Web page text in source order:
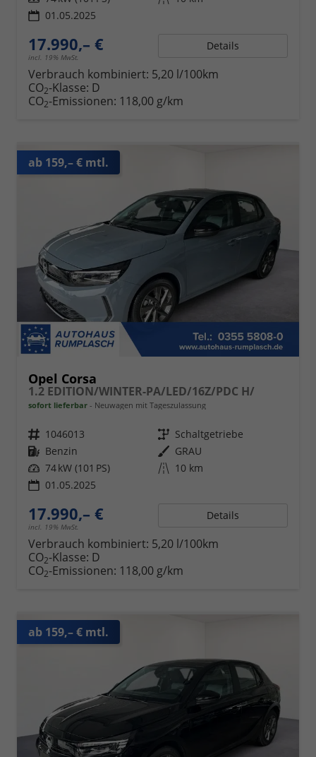
01.05.2025
17.990,– €
incl. 19% MwSt.
Details
Verbrauch kombiniert: 5,20 l/100km
CO2-Klasse: D
CO2-Emissionen: 118,00 g/km
ab 159,– € mtl.
Opel Corsa
1.2 EDITION/WINTER-PA/LED/16Z/PDC H/
sofort lieferbar Neuwagen mit Tageszulassung
Fahrzeugnr. 1046013 Getriebe Schaltgetriebe
Kraftstoff Benzin Außenfarbe GRAU
Leistung 74 kW (101 PS) Kilometerstand 10 km
01.05.2025
17.990,– €
incl. 19% MwSt.
Details
Verbrauch kombiniert: 5,20 l/100km
CO2-Klasse: D
CO2-Emissionen: 118,00 g/km
ab 159,– € mtl.